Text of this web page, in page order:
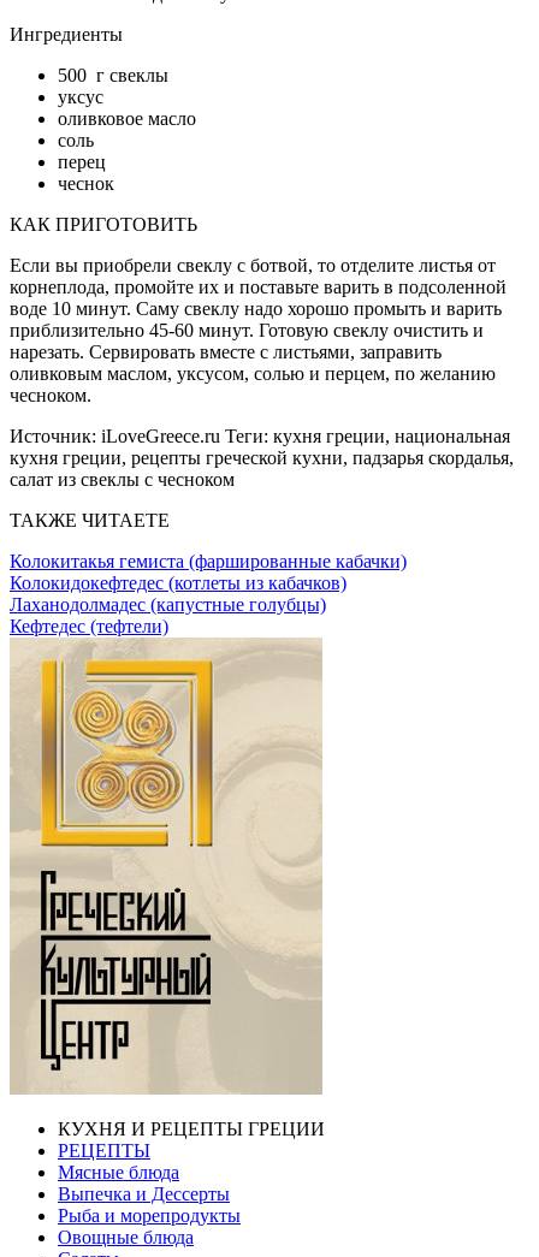
Ингредиенты
500 г свеклы
уксус
оливковое масло
соль
перец
чеснок
КАК ПРИГОТОВИТЬ
Если вы приобрели свеклу с ботвой, то отделите листья от
корнеплода, промойте их и поставьте варить в подсоленной
воде 10 минут. Саму свеклу надо хорошо промыть и варить
приблизительно 45-60 минут. Готовую свеклу очистить и
нарезать. Сервировать вместе с листьями, заправить
оливковым маслом, уксусом, солью и перцем, по желанию
чесноком.
Источник: iLoveGreece.ru Теги: кухня греции, национальная
кухня греции, рецепты греческой кухни, падзарья скордалья,
салат из свеклы с чесноком
ТАКЖЕ ЧИТАЕТЕ
Колокитакья гемиста (фаршированные кабачки)
Колокидокефтедес (котлеты из кабачков)
Лаханодолмадес (капустные голубцы)
Кефтедес (тефтели)
КУХНЯ И РЕЦЕПТЫ ГРЕЦИИ
РЕЦЕПТЫ
Мясные блюда
Выпечка и Дессерты
Рыба и морепродукты
Овощные блюда